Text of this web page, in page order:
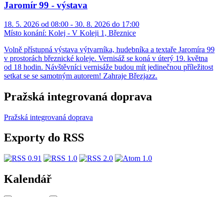
Jaromír 99 - výstava
18. 5. 2026 od 08:00 - 30. 8. 2026 do 17:00
Místo konání: Kolej - V Koleji 1, Březnice
Volně přístupná výstava výtvarníka, hudebníka a textaře Jaromíra 99
v prostorách březnické koleje. Vernisáž se koná v úterý 19. května
od 18 hodin. Návštěvníci vernisáže budou mít jedinečnou příležitost
setkat se se samotným autorem! Zahraje Březjazz.
Pražská integrovaná doprava
Pražská integrovaná doprava
Exporty do RSS
Kalendář